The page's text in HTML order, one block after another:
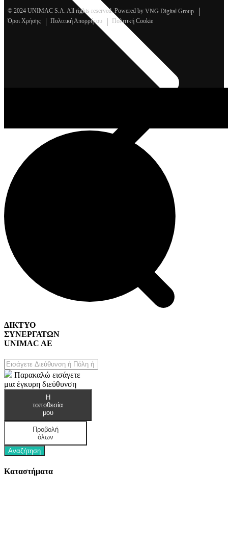
Home & DIY
© 2024 UNIMAC S.A. All rights reserved. Powered by VNG Digital Group
Όροι Χρήσης
Πολιτική Απορρήτου Πολιτική Cookie
ΔΙΚΤΥΟ
ΣΥΝΕΡΓΑΤΩΝ
UNIMAC AE
Παρακαλώ εισάγετε
μια έγκυρη διεύθυνση
Η
τοποθεσία
μου
Προβολή
όλων
Αναζήτηση
Καταστήματα